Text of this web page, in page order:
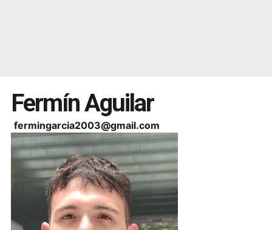
Fermín Aguilar
fermingarcia2003@gmail.com